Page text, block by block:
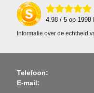
4.98 / 5 op 1998
Informatie over de echtheid
Telefoon:
E-mail: